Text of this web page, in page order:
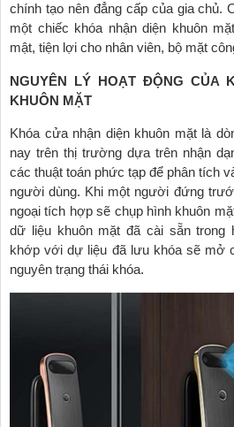
chính tạo nên đẳng cấp của gia chủ.
một chiếc khóa nhận diện khuôn
mật, tiện lợi cho nhân viên, bộ mặt
NGUYÊN LÝ HOẠT ĐỘNG CỦA
KHUÔN MẶT
Khóa cửa nhận diện khuôn mặt là
nay trên thị trường dựa trên nhận
các thuật toán phức tạp để phân tích
người dùng. Khi một người đứng
ngoại tích hợp sẽ chụp hình khuôn
dữ liệu khuôn mặt đã cài sẵn trong
khớp với dự liệu đã lưu khóa sẽ mở
nguyên trạng thái khóa.